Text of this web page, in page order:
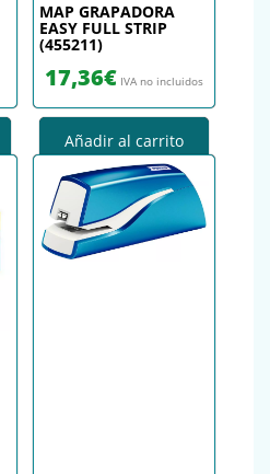
MAP GRAPADORA
EASY FULL STRIP
(455211)
17,36€ IVA no incluidos
Añadir al carrito